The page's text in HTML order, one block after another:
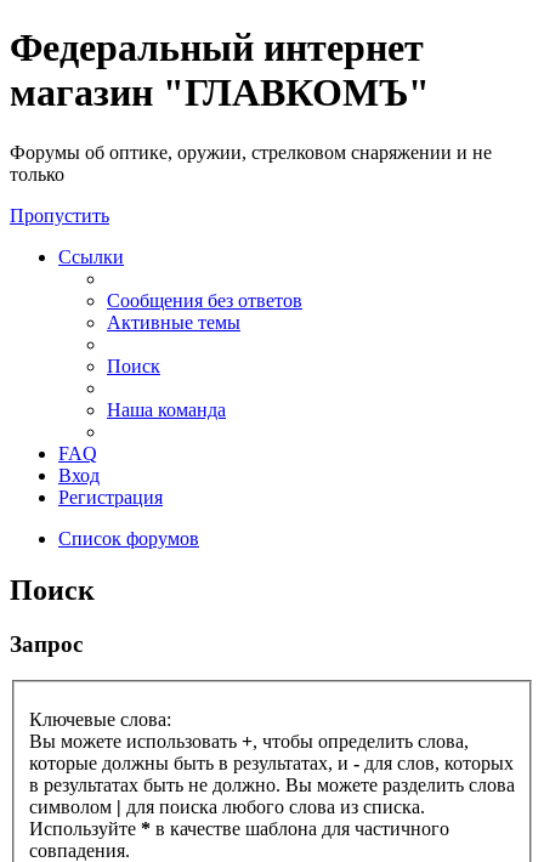
Федеральный интернет
магазин "ГЛАВКОМЪ"
Форумы об оптике, оружии, стрелковом снаряжении и не
только
Пропустить
Ссылки
Сообщения без ответов
Активные темы
Поиск
Наша команда
FAQ
Вход
Регистрация
Список форумов
Поиск
Запрос
Ключевые слова:
Вы можете использовать +, чтобы определить слова,
которые должны быть в результатах, и - для слов, которых
в результатах быть не должно. Вы можете разделить слова
символом | для поиска любого слова из списка.
Используйте * в качестве шаблона для частичного
совпадения.